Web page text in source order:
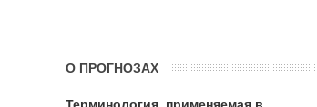
О ПРОГНОЗАХ